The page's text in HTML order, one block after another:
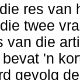
res van
twee
van die
'n
gevolg